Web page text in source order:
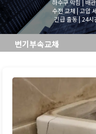
하수구 막힘 | 배
수전 교체 | 고압
긴급 출동 | 24시
변기부속교체